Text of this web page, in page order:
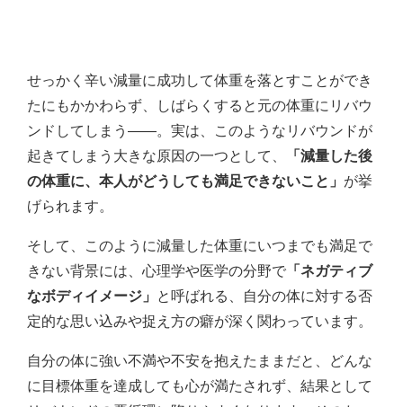
せっかく辛い減量に成功して体重を落とすことができ
たにもかかわらず、しばらくすると元の体重にリバウ
ンドしてしまう――。実は、このようなリバウンドが
起きてしまう大きな原因の一つとして、
「減量した後
の体重に、本人がどうしても満足できないこと」 が挙
げられます。
そして、このように減量した体重にいつまでも満足で
きない背景には、心理学や医学の分野で 「ネガティブ
なボディイメージ」 と呼ばれる、自分の体に対する否
定的な思い込みや捉え方の癖が深く関わっています。
自分の体に強い不満や不安を抱えたままだと、どんな
に目標体重を達成しても心が満たされず、結果として